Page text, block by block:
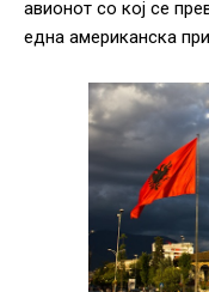
авионот со кој се
една американска